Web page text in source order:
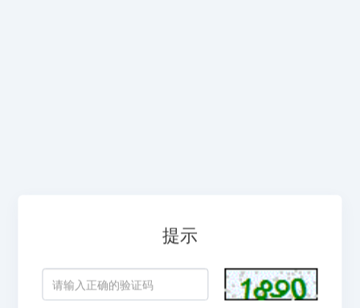
提示